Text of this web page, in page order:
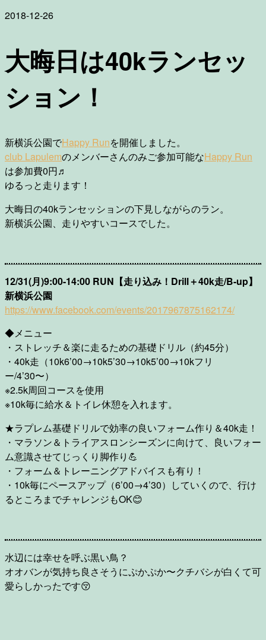
2018-12-26
大晦日は40kランセッ
ション！
新横浜公園でHappy Runを開催しました。
club Lapulemのメンバーさんのみご参加可能なHappy Run
は参加費0円♬
ゆるっと走ります！
大晦日の40kランセッションの下見しながらのラン。
新横浜公園、走りやすいコースでした。
12/31(月)9:00-14:00 RUN【走り込み！Drill＋40k走/B-up】
新横浜公園
https://www.facebook.com/events/2017967875162174/
◆メニュー
・ストレッチ＆楽に走るための基礎ドリル（約45分）
・40k走（10k6’00→10k5’30→10k5’00→10kフリ
ー/4’30〜）
※2.5k周回コースを使用
※10k毎に給水＆トイレ休憩を入れます。
★ラプレム基礎ドリルで効率の良いフォーム作り＆40k走！
・マラソン＆トライアスロンシーズンに向けて、良いフォー
ム意識させてじっくり脚作り💪
・フォーム＆トレーニングアドバイスも有り！
・10k毎にペースアップ（6’00→4’30）していくので、行け
るところまでチャレンジもOK😊
水辺には幸せを呼ぶ黒い鳥？
オオバンが気持ち良さそうにぷかぷか〜クチバシが白くて可
愛らしかったです😚